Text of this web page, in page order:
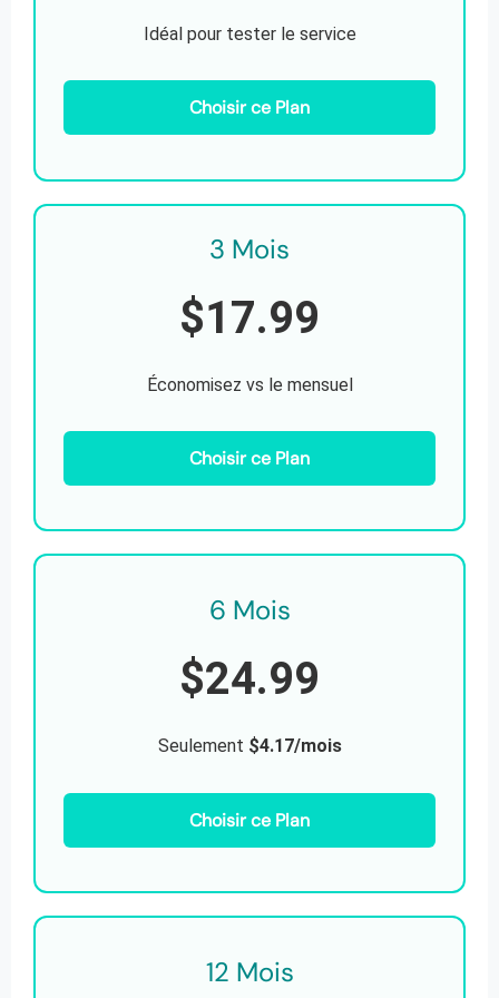
Idéal pour tester le service
Choisir ce Plan
3 Mois
$17.99
Économisez vs le mensuel
Choisir ce Plan
6 Mois
$24.99
Seulement $4.17/mois
Choisir ce Plan
12 Mois